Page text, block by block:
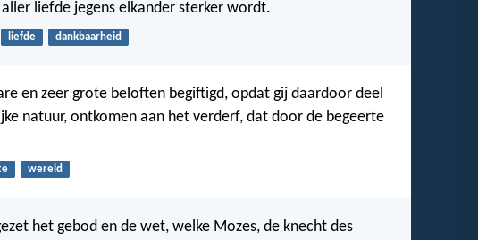
liefde jegens elkander sterker wordt.
liefde dankbaarheid
en zeer grote beloften begiftigd, opdat gij daardoor deel
natuur, ontkomen aan het verderf, dat door de begeerte
wereld
het gebod en de wet, welke Mozes, de knecht des